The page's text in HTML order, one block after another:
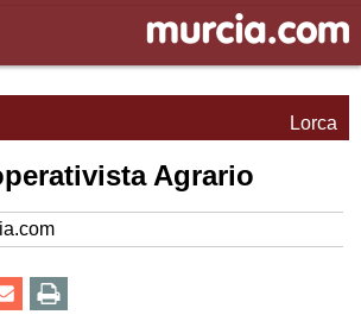
Lorca
Agrario